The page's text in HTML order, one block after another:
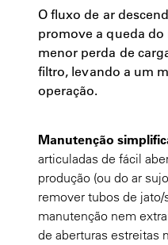
O fluxo de ar
promove a queda
menor perda de
filtro, levando a um
operação.
Manutenção
articuladas de fácil
produção (ou do ar
remover tubos de jato/
manutenção nem
de aberturas estreitas